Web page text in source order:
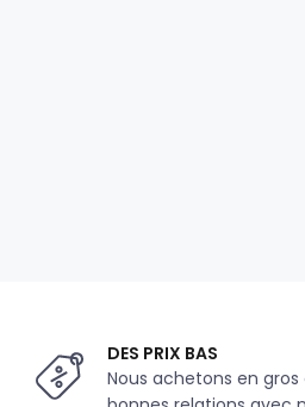
DES PRIX BAS
Nous achetons en